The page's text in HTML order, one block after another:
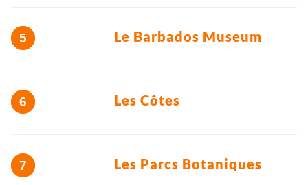
Le Barbados Museum
Les Côtes
Les Parcs Botaniques